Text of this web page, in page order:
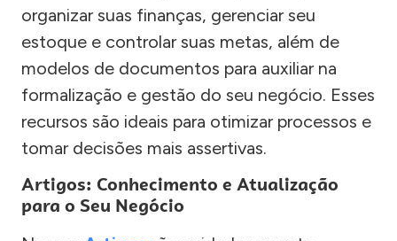
organizar suas finanças, gerenciar seu
estoque e controlar suas metas, além de
modelos de documentos para auxiliar na
formalização e gestão do seu negócio. Esses
recursos são ideais para otimizar processos e
tomar decisões mais assertivas.
Artigos: Conhecimento e Atualização
para o Seu Negócio